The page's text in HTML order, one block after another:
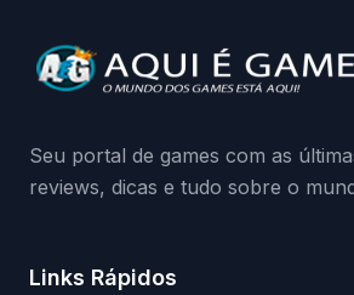
da Playground: negação do
medidas contra acessos não
Seu portal de games com as
reviews, dicas e tudo sobre o
Links Rápidos